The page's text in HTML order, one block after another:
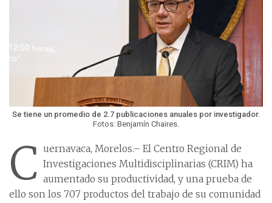
Se tiene un promedio de 2.7 publicaciones anuales por investigador.
Fotos: Benjamín Chaires.
C uernavaca, Morelos.– El Centro Regional de
Investigaciones Multidisciplinarias (CRIM) ha
aumentado su productividad, y una prueba de
ello son los 707 productos del trabajo de su comunidad